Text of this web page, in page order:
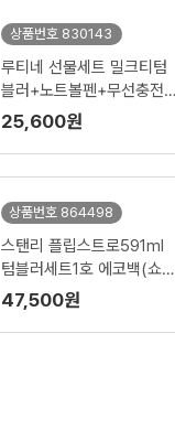
상품번호 830143
루티네 선물세트 밀크티텀
블러+노트볼펜+무선충전
기
25,600원
상품번호 864498
스탠리 플립스트로591ml
텀블러세트1호 에코백(쇼핑
백포함)
47,500원